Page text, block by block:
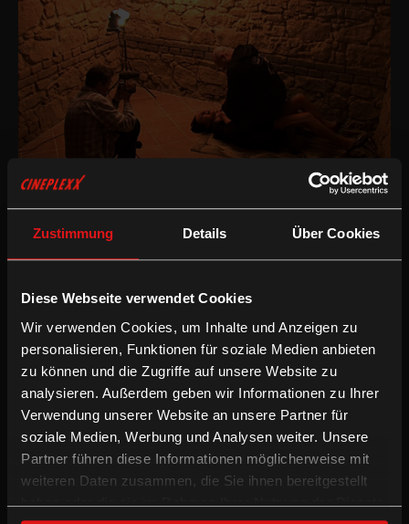
Zustimmung Details Über Cookies
Diese Webseite verwendet Cookies
Wir verwenden Cookies, um Inhalte und Anzeigen zu
personalisieren, Funktionen für soziale Medien anbieten
zu können und die Zugriffe auf unsere Website zu
analysieren. Außerdem geben wir Informationen zu Ihrer
Verwendung unserer Website an unsere Partner für
soziale Medien, Werbung und Analysen weiter. Unsere
Partner führen diese Informationen möglicherweise mit
weiteren Daten zusammen, die Sie ihnen bereitgestellt
haben oder die sie im Rahmen Ihrer Nutzung der Dienste
Warenkorb
Suche
Drehbuch: Houchang Allahyari
Schnitt:Daniel Kundi
Besetzung:David Baumgartner, Franciscus Beacon-Schandl,
Hans Jörg Cerny, Nicolas Dinkel, Isabella Enzenhofer, Anna
Grünwald, Gertrude Hell, Rudolf Hell, Wolfgang Hell, Albert
Kessler, Ines Körner, Marie-Therese Lind, Gerhard Hradil
Dokumentarfilm
Ein österreichischer Trash-Filmemacher bei der Arbeit: In diesem
Dokumentarfilm wird der Filmemacher "Robert Tarantino" bei